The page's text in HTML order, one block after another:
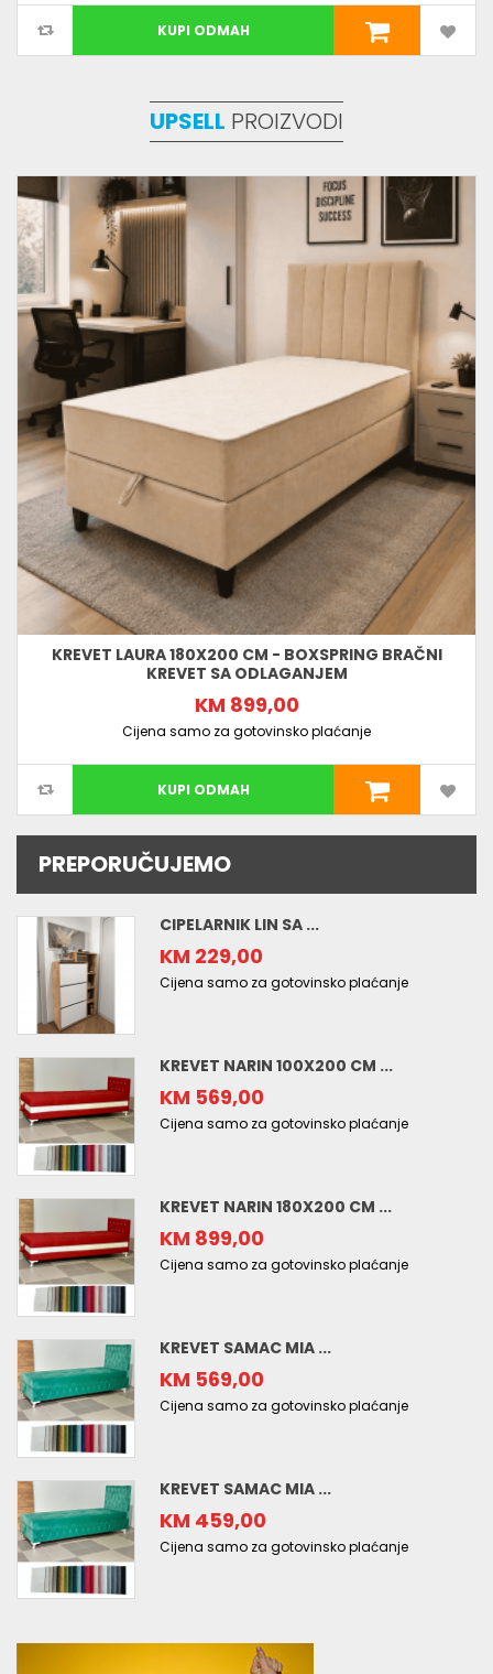
KUPI ODMAH
UPSELL PROIZVODI
KREVET LAURA 180X200 CM - BOXSPRING BRAČNI
KREVET SA ODLAGANJEM
KM 899,00
Cijena samo za gotovinsko plaćanje
KUPI ODMAH
PREPORUČUJEMO
CIPELARNIK LIN SA ...
KM 229,00
Cijena samo za gotovinsko plaćanje
KREVET NARIN 100X200 CM ...
KM 569,00
Cijena samo za gotovinsko plaćanje
KREVET NARIN 180X200 CM ...
KM 899,00
Cijena samo za gotovinsko plaćanje
KREVET SAMAC MIA ...
KM 569,00
Cijena samo za gotovinsko plaćanje
KREVET SAMAC MIA ...
KM 459,00
Cijena samo za gotovinsko plaćanje